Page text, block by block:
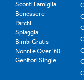
Sconti Famiglia
Benessere
Parchi
Spiaggia
Bimbi Gratis
Nonni e Over '60
Genitori Single